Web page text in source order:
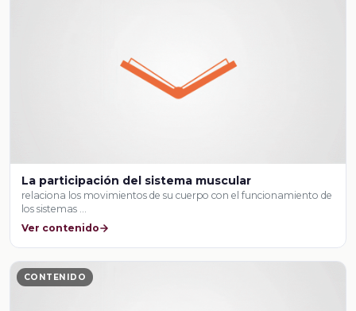
La participación del sistema muscular
relaciona los movimientos de su cuerpo con el funcionamiento de
los sistemas …
Ver contenido
CONTENIDO